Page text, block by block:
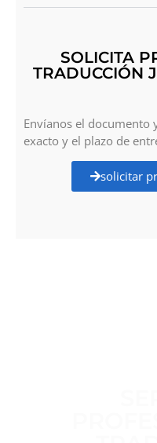
SOLICITA
TRADUCCIÓN
Envíanos el documento
exacto y el plazo de
solicitar